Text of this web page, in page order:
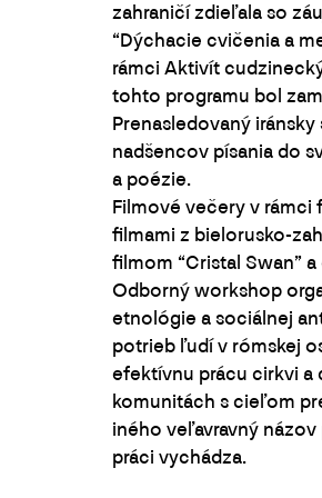
zahraničí zdieľala so
“Dýchacie cvičenia a
rámci Aktivít
tohto programu bol
Prenasledovaný
nadšencov písania do
a poézie.
Filmové večery v rámci
filmami z bielorusko-
filmom “Cristal Swan”
Odborný workshop
etnológie a sociálnej
potrieb ľudí v rómskej
efektívnu prácu cirkvi
komunitách s cieľom
iného veľavravný
práci vychádza.